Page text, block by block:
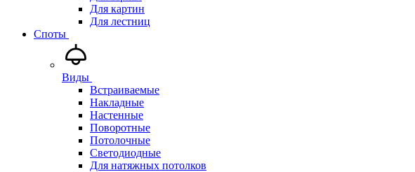
Для картин
Для лестниц
Споты
Виды
Встраиваемые
Накладные
Настенные
Поворотные
Потолочные
Светодиодные
Для натяжных потолков